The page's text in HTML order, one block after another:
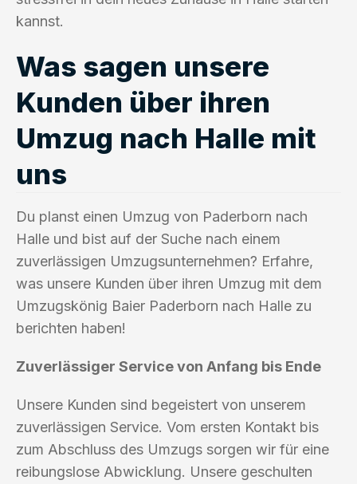
kannst.
Was sagen unsere
Kunden über ihren
Umzug nach Halle mit
uns
Du planst einen Umzug von Paderborn nach
Halle und bist auf der Suche nach einem
zuverlässigen Umzugsunternehmen? Erfahre,
was unsere Kunden über ihren Umzug mit dem
Umzugskönig Baier Paderborn nach Halle zu
berichten haben!
Zuverlässiger Service von Anfang bis Ende
Unsere Kunden sind begeistert von unserem
zuverlässigen Service. Vom ersten Kontakt bis
zum Abschluss des Umzugs sorgen wir für eine
reibungslose Abwicklung. Unsere geschulten